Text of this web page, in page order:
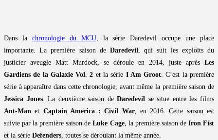
Dans la chronologie du MCU, la série Daredevil occupe une place
importante. La première saison de Daredevil, qui suit les exploits du
justicier aveugle Matt Murdock, se déroule en 2014, juste après Les
Gardiens de la Galaxie Vol. 2 et la série I Am Groot. C’est la première
série à apparaître dans cette chronologie, avant même la première saison de
Jessica Jones. La deuxième saison deDaredevil se situe entre les films
Ant-Man et Captain America : Civil War, en 2016. Cette saison est
suivie par la première saison deLuke Cage, la première saison de Iron Fist
et la série Defenders, toutes se déroulant la même année.